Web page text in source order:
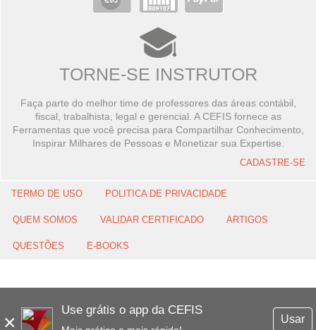
×
Use grátis o app da CEFIS
Usar
TORNE-SE INSTRUTOR
Faça parte do melhor time de professores das áreas contábil,
fiscal, trabalhista, legal e gerencial. A CEFIS fornece as
Ferramentas que você precisa para Compartilhar Conhecimento,
Inspirar Milhares de Pessoas e Monetizar sua Expertise.
CADASTRE-SE
TERMO DE USO POLITICA DE PRIVACIDADE
QUEM SOMOS VALIDAR CERTIFICADO ARTIGOS
QUESTÕES E-BOOKS